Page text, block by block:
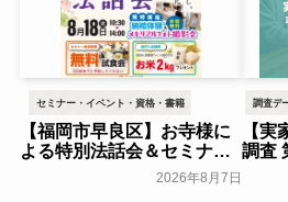
セミナー・イベント・資格・書籍
【福岡市早良区】お寺様に
よる特別法話会＆セミナー
特典「無料試食会」を8月
18日(月)にシティホール飯
2026年8月7日
調査デ
【
調査
率
下。